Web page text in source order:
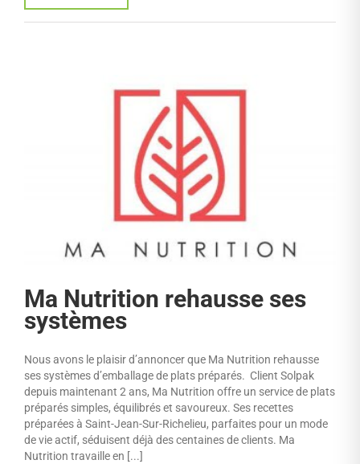
Ma Nutrition rehausse ses
systèmes
Nous avons le plaisir d’annoncer que Ma Nutrition rehausse
ses systèmes d’emballage de plats préparés. Client Solpak
depuis maintenant 2 ans, Ma Nutrition offre un service de plats
préparés simples, équilibrés et savoureux. Ses recettes
préparées à Saint-Jean-Sur-Richelieu, parfaites pour un mode
de vie actif, séduisent déjà des centaines de clients. Ma
Nutrition travaille en [...]